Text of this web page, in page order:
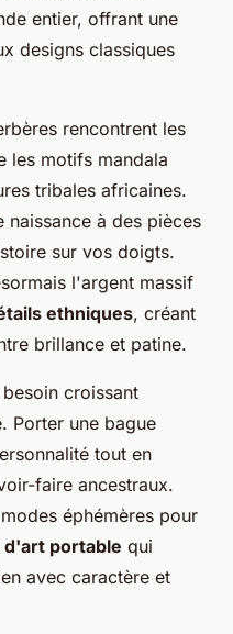
entier, offrant une
designs classiques
rencontrent les
les motifs mandala
tribales africaines.
naissance à des pièces
sur vos doigts.
l'argent massif
ethniques, créant
brillance et patine.
croissant
Porter une bague
tout en
faire ancestraux.
éphémères pour
d'art portable qui
avec caractère et